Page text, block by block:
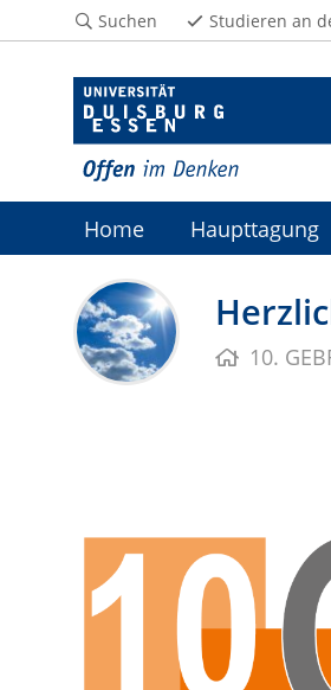
Suchen Studieren an
Home Haupttagung
10.